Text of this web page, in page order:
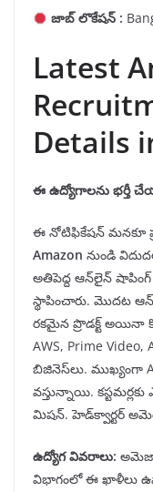
జాబ్ లొకేషన్ :
Latest
Details
ఈ ఉద్యోగాలను భర్తీ
ఈ నోటిఫికేషన్ మనకూ
Amazon నుండి
అతిపెద్ద ఆన్‌లైన్
స్థాపించారు. మొదట
రకమైన ప్రొడక్ట్ అయినా
AWS, Prime
బిజినెస్‌లు. ముఖ్యంగా
వస్తున్నాయి.
మిషన్. హెడ్‌క్వార్టర్
ఉద్యోగ వివరాలు:
విభాగంలో ఈ ఖాళీలు